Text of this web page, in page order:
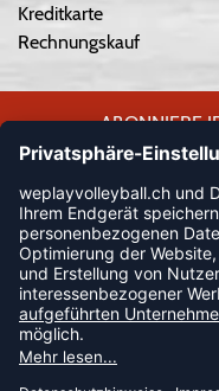
Kreditkarte
Rechnungskauf
ABONNIERE
WEPLAYVOLLEYBALL-